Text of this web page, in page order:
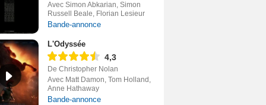
Avec Simon Abkarian, Simon
Russell Beale, Florian Lesieur
Bande-annonce
L'Odyssée
4,3
De Christopher Nolan
Avec Matt Damon, Tom Holland,
Anne Hathaway
Bande-annonce